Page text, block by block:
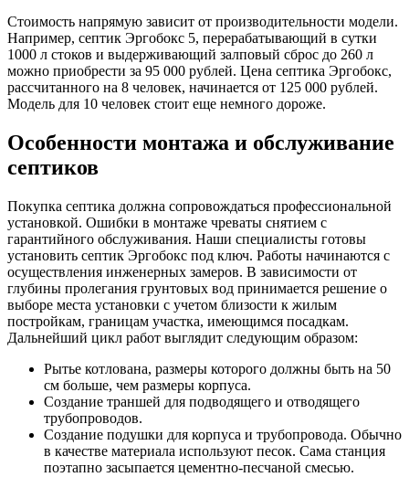
Стоимость напрямую зависит от производительности модели.
Например, септик Эргобокс 5, перерабатывающий в сутки
1000 л стоков и выдерживающий залповый сброс до 260 л
можно приобрести за 95 000 рублей. Цена септика Эргобокс,
рассчитанного на 8 человек, начинается от 125 000 рублей.
Модель для 10 человек стоит еще немного дороже.
Особенности монтажа и обслуживание
септиков
Покупка септика должна сопровождаться профессиональной
установкой. Ошибки в монтаже чреваты снятием с
гарантийного обслуживания. Наши специалисты готовы
установить септик Эргобокс под ключ. Работы начинаются с
осуществления инженерных замеров. В зависимости от
глубины пролегания грунтовых вод принимается решение о
выборе места установки с учетом близости к жилым
постройкам, границам участка, имеющимся посадкам.
Дальнейший цикл работ выглядит следующим образом:
Рытье котлована, размеры которого должны быть на 50
см больше, чем размеры корпуса.
Создание траншей для подводящего и отводящего
трубопроводов.
Создание подушки для корпуса и трубопровода. Обычно
в качестве материала используют песок. Сама станция
поэтапно засыпается цементно-песчаной смесью.